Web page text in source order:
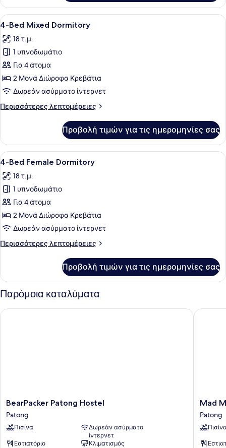
King
Pool
View
Room
Duo
Pool
View
Deluxe
King
Pool
View
Room
Προβολή
όλων
των
φωτογραφιών
για
4-
Bed
Mixed
Dormitory
Ένα δωμάτιο τύπου κοιτώνα, με
20
4-Bed Mixed Dormitory
18 τ.μ.
1 υπνοδωμάτιο
Για 4 άτομα
2 Μονά Διώροφα Κρεβάτια
Δωρεάν ασύρματο ίντερνετ
Περισσότερες λεπτομέρειες
Περισσότερες
Bed
Mixed
Dormitory
Προβολή τιμών για τις ημερομηνίες σας
Προβολή
όλων
των
φωτογραφιών
για
4-
Bed
Female
Dormitory
Ένα δωμάτιο σε φοιτητική εστία
17
4-Bed Female Dormitory
18 τ.μ.
1 υπνοδωμάτιο
Για 4 άτομα
2 Μονά Διώροφα Κρεβάτια
Δωρεάν ασύρματο ίντερνετ
Περισσότερες λεπτομέρειες
Περισσότερες
Bed
Female
Dormitory
Προβολή τιμών για τις ημερομηνίες σας
Παρόμοια καταλύματα
BearPacker
Patong
Hostel
Patong
BearPacker Patong Hostel
Patong
Πισίνα
Δωρεάν ασύρματο
ίντερνετ
Εστιατόριο
Κλιματισμός
BearPacker Patong Hostel
Mad
Monkey
Phuket
Patong
Mad
Patong
Mad